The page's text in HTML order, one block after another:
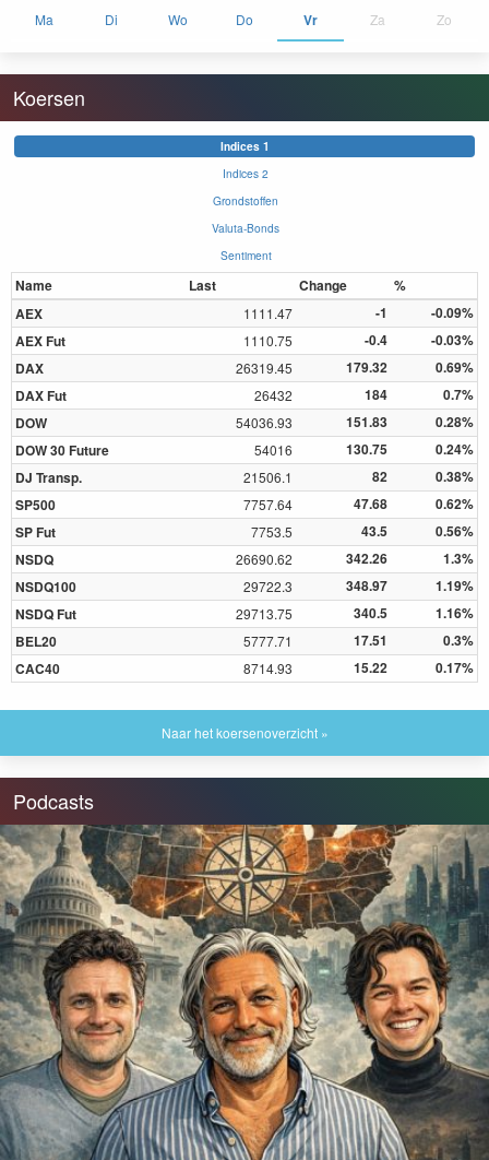
Ma Di Wo Do Vr Za Zo
Koersen
Indices 1
Indices 2
Grondstoffen
Valuta-Bonds
Sentiment
Name Last Change
%
AEX
1111.47 -1
-0.09%
AEX Fut
1110.75 -0.4
-0.03%
DAX
26319.45 179.32
0.69%
DAX Fut
26432 184
0.7%
DOW
54036.93 151.83
0.28%
DOW 30 Future
54016 130.75
0.24%
DJ Transp.
21506.1 82
0.38%
SP500
7757.64 47.68
0.62%
SP Fut
7753.5 43.5
0.56%
NSDQ
26690.62 342.26
1.3%
NSDQ100
29722.3 348.97
1.19%
NSDQ Fut
29713.75 340.5
1.16%
BEL20
5777.71 17.51
0.3%
CAC40
8714.93 15.22 0.17%
Naar het koersenoverzicht »
Podcasts